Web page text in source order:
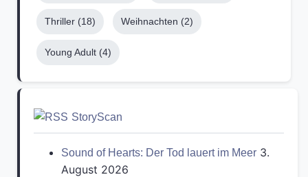
Thriller (18) Weihnachten (2)
Young Adult (4)
StoryScan
Sound of Hearts: Der Tod lauert im Meer 3.
August 2026